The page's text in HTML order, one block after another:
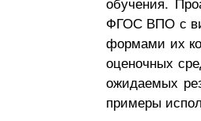
ФГОС ВПО с
формами их
оценочных
ожидаемых
примеры